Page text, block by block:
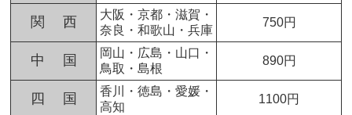
関 西
大阪・京都・滋賀・
奈良・和歌山・兵庫
750円
中 国
岡山・広島・山口・
鳥取・島根
890円
四 国
香川・徳島・愛媛・
高知
1100円